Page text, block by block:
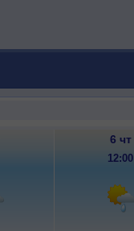
6 чт
12:00